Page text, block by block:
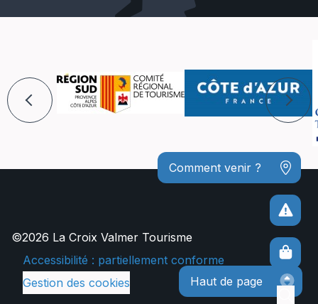
Comment venir ?
©2026 La Croix Valmer Tourisme
Accessibilité : partiellement conforme
Gestion des cookies
Haut de page